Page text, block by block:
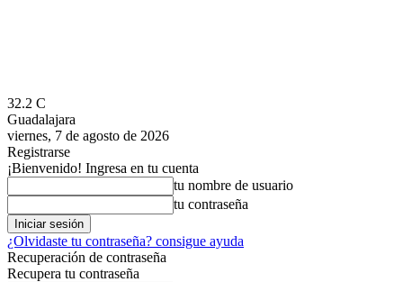
32.2 C
Guadalajara
viernes, 7 de agosto de 2026
Registrarse
¡Bienvenido! Ingresa en tu cuenta
tu nombre de usuario
tu contraseña
¿Olvidaste tu contraseña? consigue ayuda
Recuperación de contraseña
Recupera tu contraseña